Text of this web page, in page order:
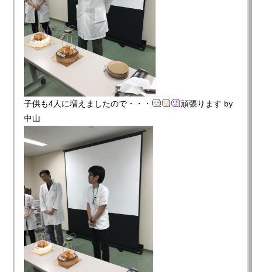
子供も4人に増えましたので・・・
頑張ります by
中山